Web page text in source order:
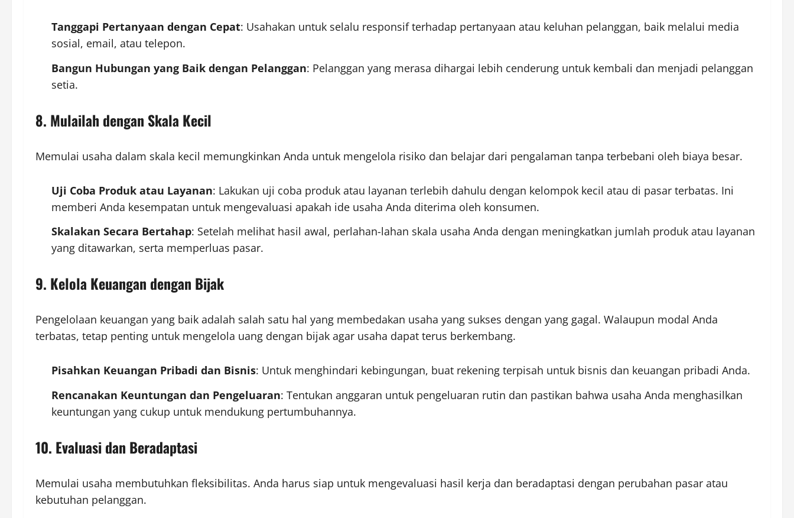
Tanggapi Pertanyaan dengan Cepat: Usahakan untuk selalu responsif terhadap pertanyaan atau keluhan pelanggan, baik melalui media
sosial, email, atau telepon.
Bangun Hubungan yang Baik dengan Pelanggan: Pelanggan yang merasa dihargai lebih cenderung untuk kembali dan menjadi pelanggan
setia.
8. Mulailah dengan Skala Kecil
Memulai usaha dalam skala kecil memungkinkan Anda untuk mengelola risiko dan belajar dari pengalaman tanpa terbebani oleh biaya besar.
Uji Coba Produk atau Layanan: Lakukan uji coba produk atau layanan terlebih dahulu dengan kelompok kecil atau di pasar terbatas. Ini
memberi Anda kesempatan untuk mengevaluasi apakah ide usaha Anda diterima oleh konsumen.
Skalakan Secara Bertahap: Setelah melihat hasil awal, perlahan-lahan skala usaha Anda dengan meningkatkan jumlah produk atau layanan
yang ditawarkan, serta memperluas pasar.
9. Kelola Keuangan dengan Bijak
Pengelolaan keuangan yang baik adalah salah satu hal yang membedakan usaha yang sukses dengan yang gagal. Walaupun modal Anda
terbatas, tetap penting untuk mengelola uang dengan bijak agar usaha dapat terus berkembang.
Pisahkan Keuangan Pribadi dan Bisnis: Untuk menghindari kebingungan, buat rekening terpisah untuk bisnis dan keuangan pribadi Anda.
Rencanakan Keuntungan dan Pengeluaran: Tentukan anggaran untuk pengeluaran rutin dan pastikan bahwa usaha Anda menghasilkan
keuntungan yang cukup untuk mendukung pertumbuhannya.
10. Evaluasi dan Beradaptasi
Memulai usaha membutuhkan fleksibilitas. Anda harus siap untuk mengevaluasi hasil kerja dan beradaptasi dengan perubahan pasar atau
kebutuhan pelanggan.